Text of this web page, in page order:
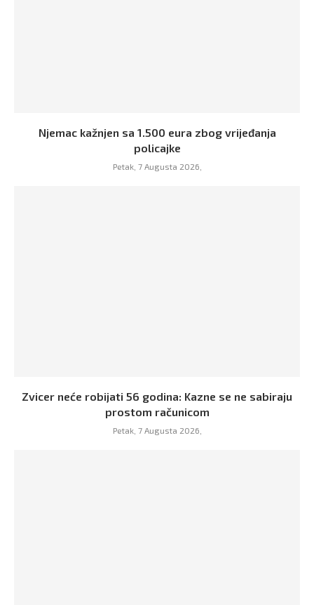
Njemac kažnjen sa 1.500 eura zbog vrijeđanja
policajke
Petak, 7 Augusta 2026,
Zvicer neće robijati 56 godina: Kazne se ne sabiraju
prostom računicom
Petak, 7 Augusta 2026,